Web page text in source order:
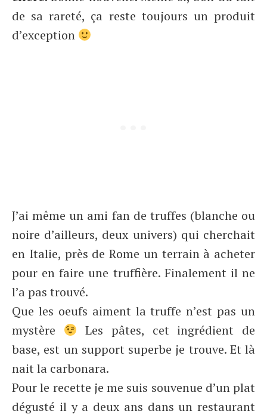
de sa rareté, ça reste toujours un produit
d’exception
J’ai même un ami fan de truffes (blanche ou
noire d’ailleurs, deux univers) qui cherchait
en Italie, près de Rome un terrain à acheter
pour en faire une truffière. Finalement il ne
l’a pas trouvé.
Que les oeufs aiment la truffe n’est pas un
mystère
Les pâtes, cet ingrédient de
base, est un support superbe je trouve. Et là
nait la carbonara.
Pour le recette je me suis souvenue d’un plat
dégusté il y a deux ans dans un restaurant